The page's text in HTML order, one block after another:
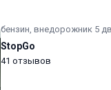
бензин, внедорожник 5
StopGo
41 отзывов